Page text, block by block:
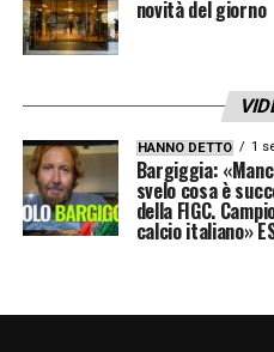
I MAESTRI
trovato persone
squadra mi hanno
Skriniar, De Vrij e
NESSUN RIMPIANTO
novità del giorno
HANNO DETTO 1
Bargiggia:
svelo cosa è
della FIGC.
calcio italiano»